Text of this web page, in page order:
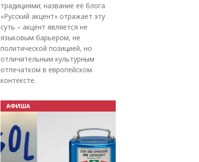
традициями; название её блога
«Русский акцент» отражает эту
суть – акцент является не
языковым барьером, не
политической позицией, но
отличительным культурным
отпечатком в европейском
контексте.
АФИША